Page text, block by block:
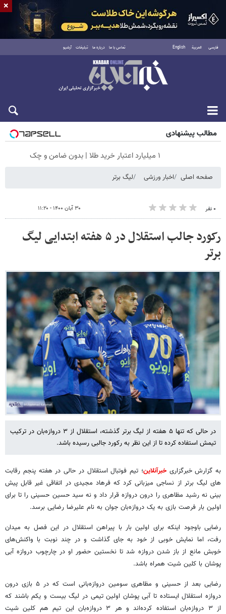
فارسی العربية English تماس با ما درباره ما تبلیغات آرشیو
جمعه ۱۶ مرداد ۱۴۰۵
مطالب پیشنهادی
۱ میلیارد اعتبار خرید طلا | بدون ضامن و چک
صفحه اصلی اخبار ورزشی لیگ برتر
۰ نفر ۳۰ آبان ۱۴۰۰ - ۱۱:۲۰
رکورد جالب استقلال در ۵ هفته ابتدایی لیگ
برتر
در حالی که تنها ۵ هفته از لیگ برتر گذشته، استقلال از ۳ دروازه‌بان در ترکیب
تیمش استفاده کرده تا از این نظر به رکورد جالبی رسیده باشد.
به گزارش خبرگزاریخبرآنلاین؛ تیم فوتبال استقلال در حالی در هفته پنجم رقابت
های لیگ برتر از نساجی میزبانی کرد که فرهاد مجیدی در اتفاقی غیر قابل پیش
بینی نه رشید مظاهری را درون دروازه قرار داد و نه سید حسین حسینی را تا برای
اولین بار فرصت بازی به یک دروازه‌بان جوان به نام علیرضا رضایی برسد.
رضایی باوجود اینکه برای اولین بار با پیراهن استقلال در این فصل به میدان
رفت، اما نمایش خوبی از خود به جای گذاشت و در چند نوبت با واکنش‌های
خوبش مانع از باز شدن دروازه شد تا نخستین حضور او در چارچوب دروازه آبی
پوشان با کلین شیت همراه باشد.
رضایی بعد از حسینی و مظاهری سومین دروازه‌بانی است که در ۵ بازی درون
دروازه استقلال ایستاده تا آبی پوشان اولین تیمی در لیگ بیست و یکم باشند که
از ۳ دروازه‌بان استفاده کرده‌اند و هر ۳ دروازه‌بان این تیم هم کلین شیت
×